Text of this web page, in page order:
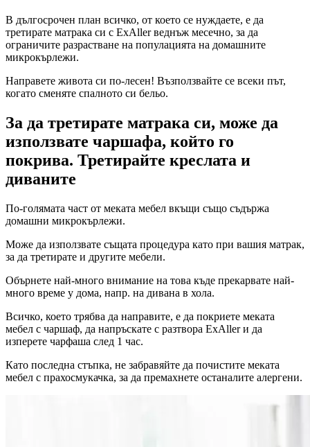
В дългосрочен план всичко, от което се нуждаете, е да
третирате матрака си с ExAller веднъж месечно, за да
ограничите разрастване на популацията на домашните
микрокърлежи.
Направете живота си по-лесен! Възползвайте се всеки път,
когато сменяте спалното си бельо.
За да третирате матрака си, може да
използвате чаршафа, който го
покрива. Третирайте креслата и
диваните
По-голямата част от меката мебел вкъщи също съдържа
домашни микрокърлежи.
Може да използвате същата процедура като при вашия матрак,
за да третирате и другите мебели.
Обърнете най-много внимание на това къде прекарвате най-
много време у дома, напр. на дивана в хола.
Всичко, което трябва да направите, е да покриете меката
мебел с чаршаф, да напръскате с разтвора ExAller и да
изперете чарфаша след 1 час.
Като последна стъпка, не забравяйте да почистите меката
мебел с прахосмукачка, за да премахнете останалите алергени.